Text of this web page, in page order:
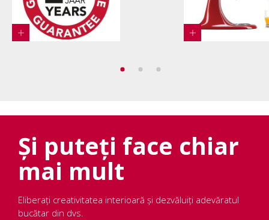
Și puteți face chiar
mai mult
Eliberați creativitatea interioară și dezvăluiți adevăratul
bucătar din dvs.